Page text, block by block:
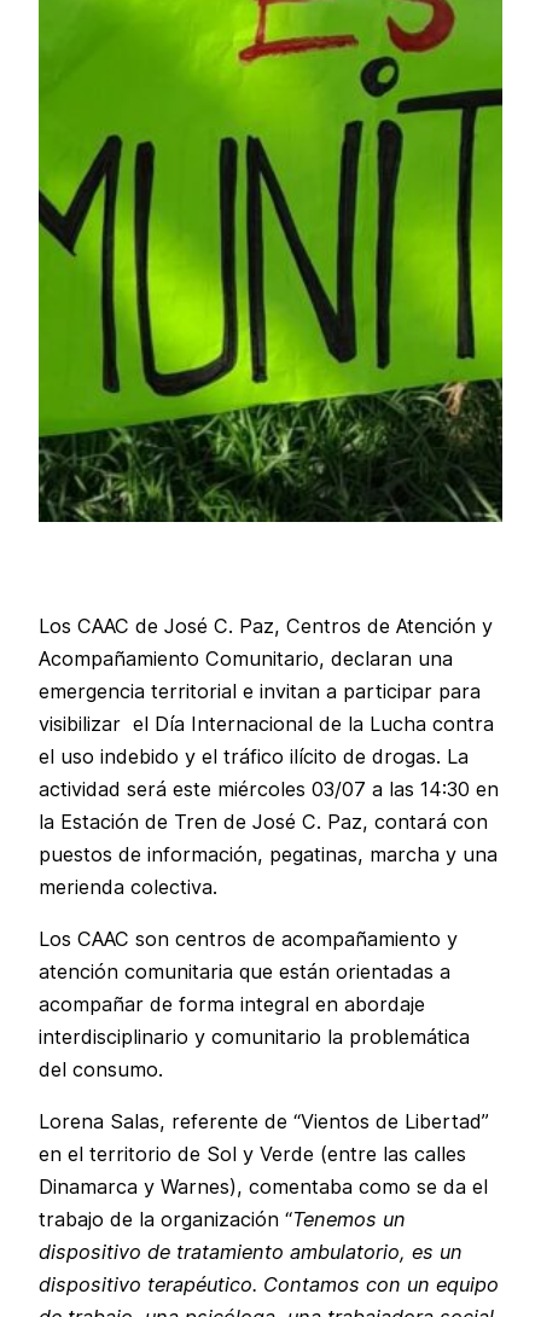
Los CAAC de José C. Paz, Centros de Atención y
Acompañamiento Comunitario, declaran una
emergencia territorial e invitan a participar para
visibilizar el Día Internacional de la Lucha contra
el uso indebido y el tráfico ilícito de drogas. La
actividad será este miércoles 03/07 a las 14:30 en
la Estación de Tren de José C. Paz, contará con
puestos de información, pegatinas, marcha y una
merienda colectiva.
Los CAAC son centros de acompañamiento y
atención comunitaria que están orientadas a
acompañar de forma integral en abordaje
interdisciplinario y comunitario la problemática
del consumo.
Lorena Salas, referente de “Vientos de Libertad”
en el territorio de Sol y Verde (entre las calles
Dinamarca y Warnes), comentaba como se da el
trabajo de la organización “Tenemos un
dispositivo de tratamiento ambulatorio, es un
dispositivo terapéutico. Contamos con un equipo